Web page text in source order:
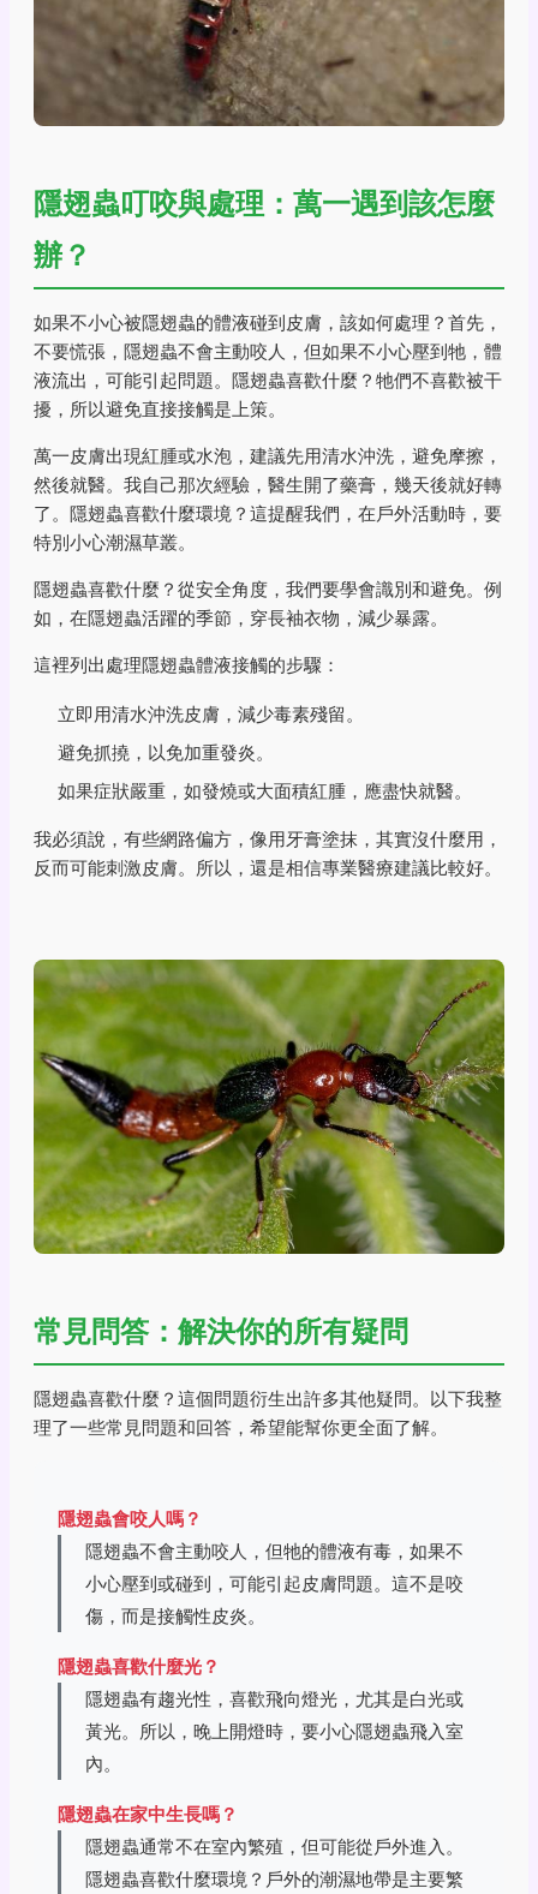
隱翅蟲叮咬與處理：萬一遇到該怎麼
辦？
如果不小心被隱翅蟲的體液碰到皮膚，該如何處理？首先，
不要慌張，隱翅蟲不會主動咬人，但如果不小心壓到牠，體
液流出，可能引起問題。隱翅蟲喜歡什麼？牠們不喜歡被干
擾，所以避免直接接觸是上策。
萬一皮膚出現紅腫或水泡，建議先用清水沖洗，避免摩擦，
然後就醫。我自己那次經驗，醫生開了藥膏，幾天後就好轉
了。隱翅蟲喜歡什麼環境？這提醒我們，在戶外活動時，要
特別小心潮濕草叢。
隱翅蟲喜歡什麼？從安全角度，我們要學會識別和避免。例
如，在隱翅蟲活躍的季節，穿長袖衣物，減少暴露。
這裡列出處理隱翅蟲體液接觸的步驟：
立即用清水沖洗皮膚，減少毒素殘留。
避免抓撓，以免加重發炎。
如果症狀嚴重，如發燒或大面積紅腫，應盡快就醫。
我必須說，有些網路偏方，像用牙膏塗抹，其實沒什麼用，
反而可能刺激皮膚。所以，還是相信專業醫療建議比較好。
常見問答：解決你的所有疑問
隱翅蟲喜歡什麼？這個問題衍生出許多其他疑問。以下我整
理了一些常見問題和回答，希望能幫你更全面了解。
隱翅蟲會咬人嗎？
隱翅蟲不會主動咬人，但牠的體液有毒，如果不
小心壓到或碰到，可能引起皮膚問題。這不是咬
傷，而是接觸性皮炎。
隱翅蟲喜歡什麼光？
隱翅蟲有趨光性，喜歡飛向燈光，尤其是白光或
黃光。所以，晚上開燈時，要小心隱翅蟲飛入室
內。
隱翅蟲在家中生長嗎？
隱翅蟲通常不在室內繁殖，但可能從戶外進入。
隱翅蟲喜歡什麼環境？戶外的潮濕地帶是主要繁